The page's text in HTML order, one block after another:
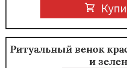
Ритуальный венок
и